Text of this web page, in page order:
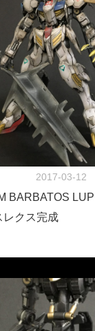
2017-03-12
BARBATOS
レクス完成